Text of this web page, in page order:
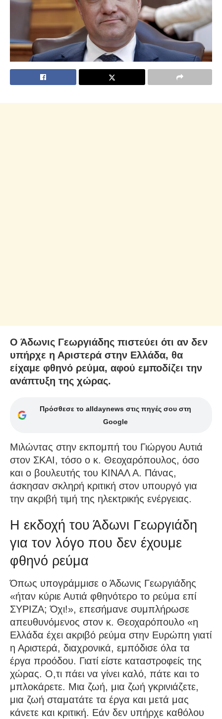
Ο Άδωνις Γεωργιάδης πιστεύει ότι αν δεν
υπήρχε η Αριστερά στην Ελλάδα, θα
είχαμε φθηνό ρεύμα, αφού εμποδίζει την
ανάπτυξη της χώρας.
Πρόσθεσε το alldaynews στις πηγές σου στη
Google
Μιλώντας στην εκπομπή του Γιώργου Αυτιά
στον ΣΚΑΙ, τόσο ο κ. Θεοχαρόπουλος, όσο
και ο βουλευτής του ΚΙΝΑΛ Α. Πάνας,
άσκησαν σκληρή κριτική στον υπουργό για
την ακριβή τιμή της ηλεκτρικής ενέργειας.
Η εκδοχή του Άδωνι Γεωργιάδη
για τον λόγο που δεν έχουμε
φθηνό ρεύμα
Όπως υπογράμμισε ο Άδωνις Γεωργιάδης
«ήταν κύριε Αυτιά φθηνότερο το ρεύμα επί
ΣΥΡΙΖΑ; Όχι!», επεσήμανε συμπλήρωσε
απευθυνόμενος στον κ. Θεοχαρόπουλο «η
Ελλάδα έχει ακριβό ρεύμα στην Ευρώπη γιατί
η Αριστερά, διαχρονικά, εμπόδισε όλα τα
έργα προόδου. Γιατί είστε καταστροφείς της
χώρας. Ο,τι πάει να γίνει καλό, πάτε και το
μπλοκάρετε. Μια ζωή, μια ζωή γκρινιάζετε,
μια ζωή σταματάτε τα έργα και μετά μας
κάνετε και κριτική. Εάν δεν υπήρχε καθόλου